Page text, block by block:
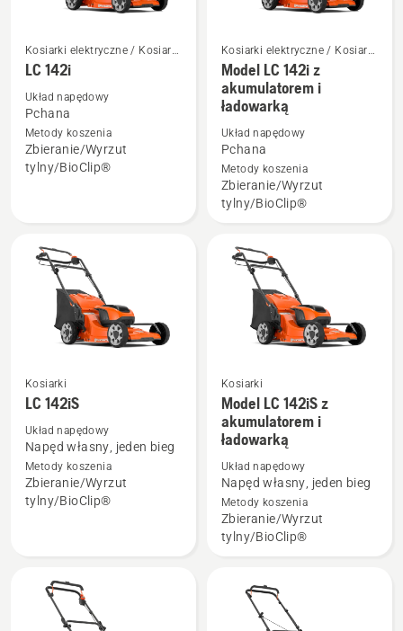
Zobacz
więcej
szczegółów
LC 142i
Kosiarki elektryczne / Kosiarki
akumulatorowe
LC 142i
Układ napędowy
Pchana
Metody koszenia
Zbieranie/Wyrzut
tylny/BioClip®
Zobacz
więcej
szczegółów
Model
LC 142i
ładowarką
Kosiarki elektryczne / Kosiarki
akumulatorowe
Model LC 142i z
akumulatorem i
ładowarką
Układ napędowy
Pchana
Metody koszenia
Zbieranie/Wyrzut
tylny/BioClip®
Zobacz
więcej
szczegółów
LC 142iS
Kosiarki
LC 142iS
Układ napędowy
Napęd własny, jeden bieg
Metody koszenia
Zbieranie/Wyrzut
tylny/BioClip®
Zobacz
więcej
szczegółów
Model
LC 142iS
ładowarką
Kosiarki
Model LC 142iS z
akumulatorem i
ładowarką
Układ napędowy
Napęd własny, jeden bieg
Metody koszenia
Zbieranie/Wyrzut
tylny/BioClip®